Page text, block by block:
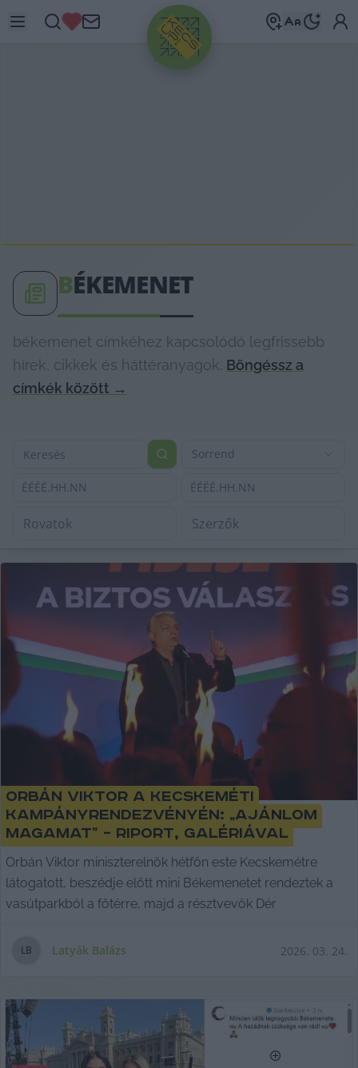
HIRDETÉS
BÉKEMENET
békemenet címkéhez kapcsolódó legfrissebb
hírek, cikkek és háttéranyagok. Böngéssz a
címkék között →
Sorrend
ÉÉÉÉ.HH.NN ÉÉÉÉ.HH.NN
Orbán Viktor a kecskeméti
kampányrendezvényén: „Ajánlom
magamat” – riport, galériával
Orbán Viktor miniszterelnök hétfőn este Kecskemétre
látogatott, beszédje előtt mini Békemenetet rendeztek a
vasútparkból a főtérre, majd a résztvevők Dér
LB Latyák Balázs 2026. 03. 24.